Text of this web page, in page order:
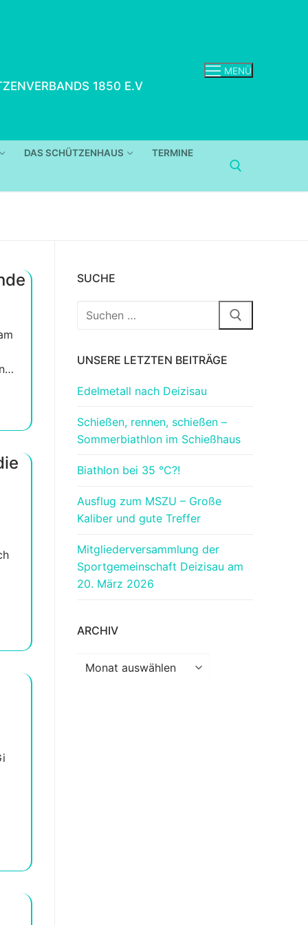
1850 E.V
MENÜ
DAS SCHÜTZENHAUS TERMINE
SUCHE
Suchen
UNSERE LETZTEN BEITRÄGE
Edelmetall nach Deizisau
Schießen, rennen, schießen –
Sommerbiathlon im Schießhaus
Biathlon bei 35 °C?!
Ausflug zum MSZU – Große
Kaliber und gute Treffer
Mitgliederversammlung der
Sportgemeinschaft Deizisau am
20. März 2026
ARCHIV
Archiv